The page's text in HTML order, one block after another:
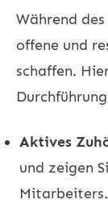
Während
offene und
schaffen.
Aktives
und zeigen